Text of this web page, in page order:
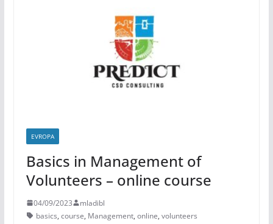
EVROPA
Basics in Management of
Volunteers – online course
04/09/2023
mladibl
basics, course, Management, online, volunteers